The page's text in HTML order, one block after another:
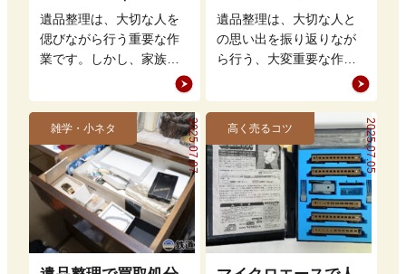
ッズの整理方法もア
ドバイス
遺品整理は、大切な人を
偲びながら行う重要な作
業です。しかし、家族間
での意見の相違や思い出
の品をどう扱うかという
問題から、もめること…
理解して買取・処分
をスムーズに進めよ
う
遺品整理は、大切な人と
の思い出を振り返りなが
ら行う、大変重要な作業
です。しかし、どこから
手をつければ良いのかや
り方が分からず、途方…
2025.07.07
雑学・小ネタ 2025.07.05
高く売るコツ